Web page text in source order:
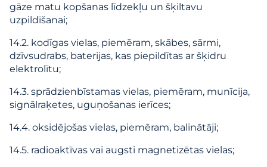
gāze matu kopšanas līdzekļu un šķiltavu
uzpildīšanai;
14.2. kodīgas vielas, piemēram, skābes, sārmi,
dzīvsudrabs, baterijas, kas piepildītas ar šķidru
elektrolītu;
14.3. sprādzienbīstamas vielas, piemēram, munīcija,
signālraķetes, uguņošanas ierīces;
14.4. oksidējošas vielas, piemēram, balinātāji;
14.5. radioaktīvas vai augsti magnetizētas vielas;